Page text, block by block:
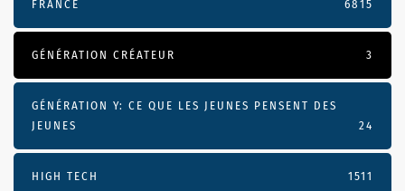
FRANCE 6815
GÉNÉRATION CRÉATEUR 3
GÉNÉRATION Y: CE QUE LES JEUNES PENSENT DES
JEUNES
24
HIGH TECH 1511